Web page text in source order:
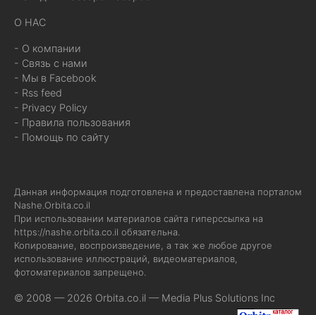
О НАС
- О компании
- Связь с нами
- Мы в Facebook
- Rss feed
- Privacy Policy
- Правила пользования
- Помощь по сайту
Данная информация подготовлена и предоставлена порталом
Nashe.Orbita.co.il
При использовании материалов сайта гиперссылка на
https://nashe.orbita.co.il обязательна.
Копирование, воспроизведение, а так же любое другое
использование иллюстраций, видеоматериалов,
фотоматериалов запрещено.
© 2008 — 2026 Orbita.co.il — Media Plus Solutions Inc